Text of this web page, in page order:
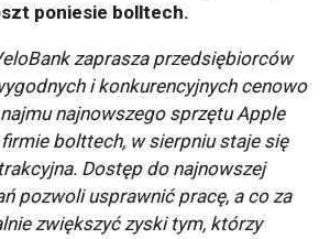
poniesie bolltech.
zaprasza przedsiębiorców
i konkurencyjnych cenowo
najnowszego sprzętu Apple
bolttech, w sierpniu staje się
Dostęp do najnowszej
pozwoli usprawnić pracę, a co za
zwiększyć zyski tym, którzy